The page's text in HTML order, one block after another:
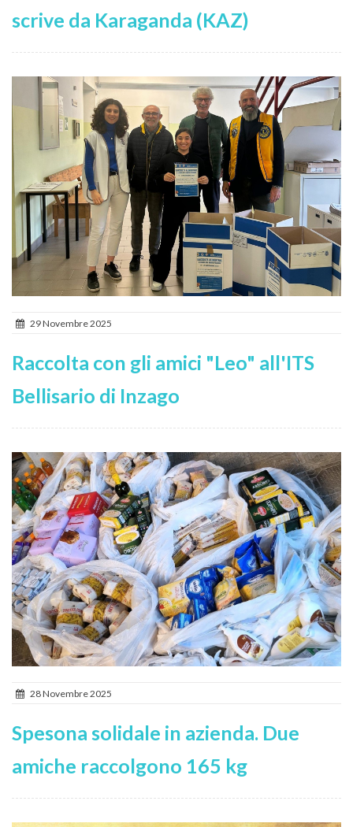
scrive da Karaganda (KAZ)
29 Novembre 2025
Raccolta con gli amici "Leo" all'ITS
Bellisario di Inzago
28 Novembre 2025
Spesona solidale in azienda. Due
amiche raccolgono 165 kg